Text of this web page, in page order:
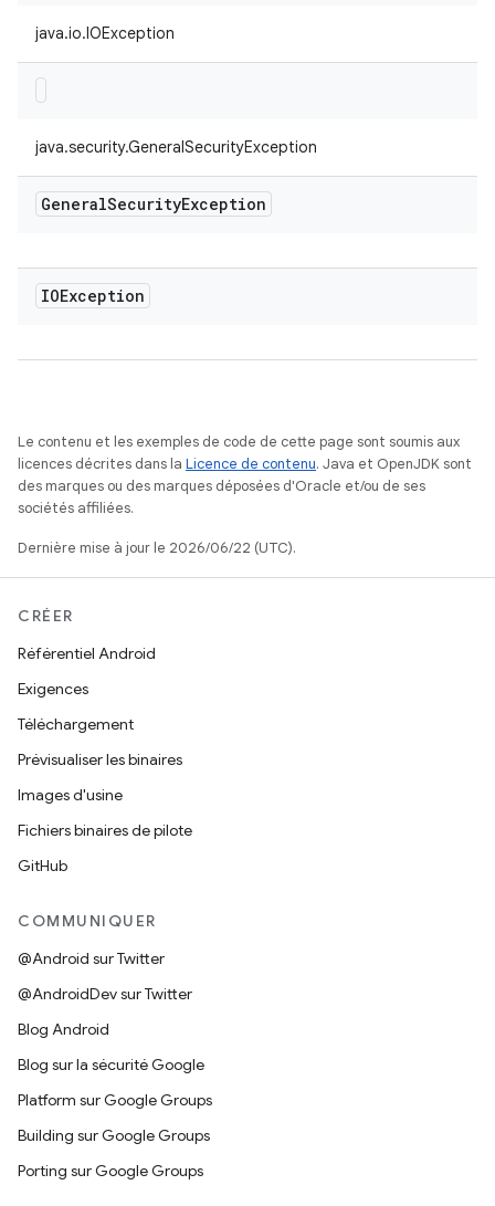
java.io.IOException
java.security.GeneralSecurityException
GeneralSecurityException
IOException
Le contenu et les exemples de code de cette page sont soumis aux
licences décrites dans la Licence de contenu. Java et OpenJDK sont
des marques ou des marques déposées d'Oracle et/ou de ses
sociétés affiliées.
Dernière mise à jour le 2026/06/22 (UTC).
CRÉER
Référentiel Android
Exigences
Téléchargement
Prévisualiser les binaires
Images d'usine
Fichiers binaires de pilote
GitHub
COMMUNIQUER
@Android sur Twitter
@AndroidDev sur Twitter
Blog Android
Blog sur la sécurité Google
Platform sur Google Groups
Building sur Google Groups
Porting sur Google Groups